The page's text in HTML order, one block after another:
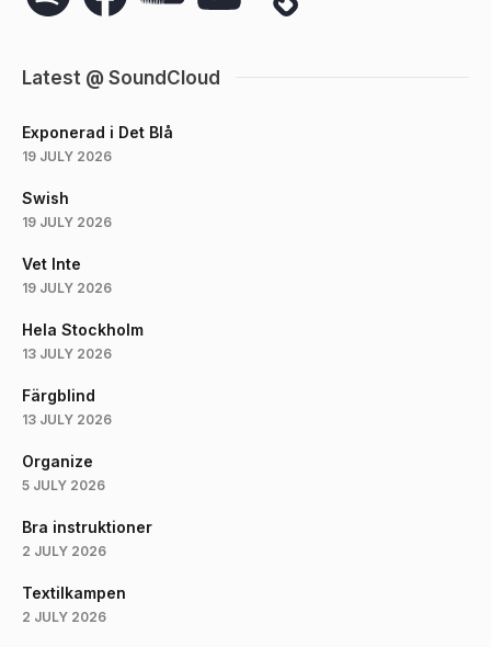
Latest @ SoundCloud
Exponerad i Det Blå
19 JULY 2026
Swish
19 JULY 2026
Vet Inte
19 JULY 2026
Hela Stockholm
13 JULY 2026
Färgblind
13 JULY 2026
Organize
5 JULY 2026
Bra instruktioner
2 JULY 2026
Textilkampen
2 JULY 2026